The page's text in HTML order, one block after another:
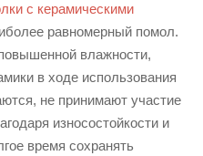
с керамическими
равномерный помол.
влажности,
в ходе использования
не принимают участие
износостойкости и
время сохранять